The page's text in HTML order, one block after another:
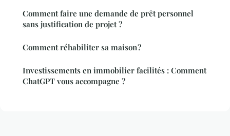
Comment faire une demande de prêt personnel
sans justification de projet ?
Comment réhabiliter sa maison ?
Investissements en immobilier facilités : Comment
ChatGPT vous accompagne ?